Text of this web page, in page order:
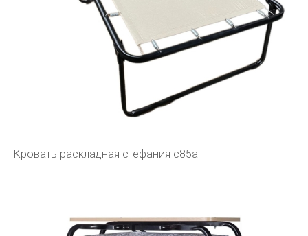
Кровать раскладная стефания с85а